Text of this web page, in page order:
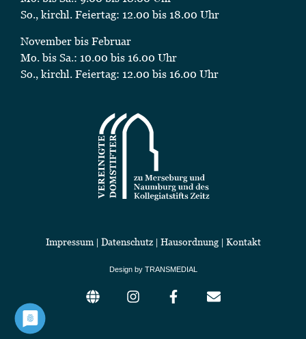
So., kirchl. Feiertag: 12.00 bis 18.00 Uhr
November bis Februar
Mo. bis Sa.: 10.00 bis 16.00 Uhr
So., kirchl. Feiertag: 12.00 bis 16.00 Uhr
Impressum| Datenschutz | Hausordnung| Kontakt
Design by TRANSMEDIAL